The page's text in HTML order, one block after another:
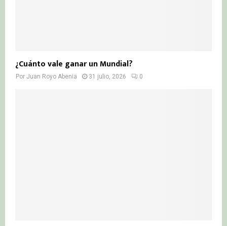
¿Cuánto vale ganar un Mundial?
Por Juan Royo Abenia 31 julio, 2026 0